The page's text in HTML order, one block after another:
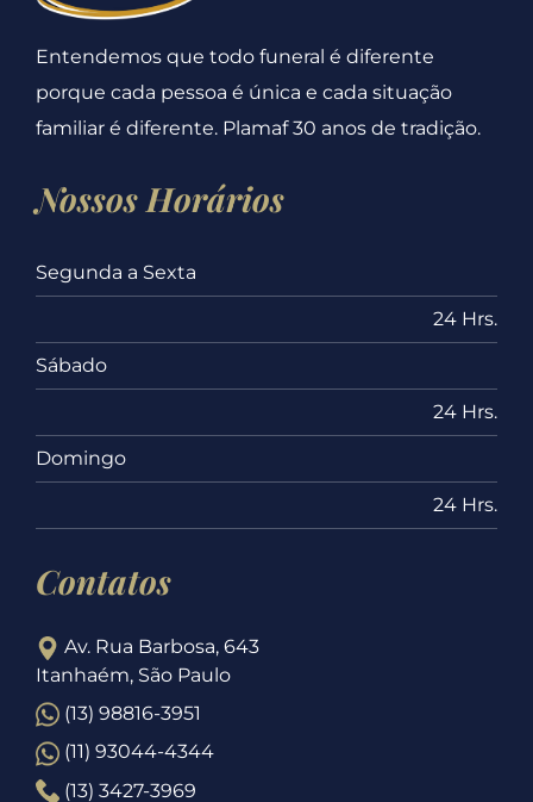
Entendemos que todo funeral é diferente
porque cada pessoa é única e cada situação
familiar é diferente. Plamaf 30 anos de tradição.
Nossos Horários
Segunda a Sexta
24 Hrs.
Sábado
24 Hrs.
Domingo
24 Hrs.
Contatos
Av. Rua Barbosa, 643
Itanhaém, São Paulo
(13) 98816-3951
(11) 93044-4344
(13) 3427-3969